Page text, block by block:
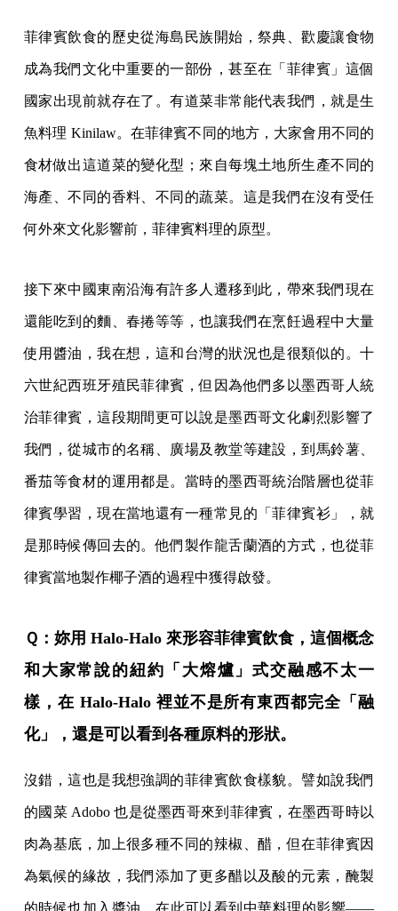
菲律賓飲食的歷史從海島民族開始，祭典、歡慶讓食物
成為我們文化中重要的一部份，甚至在「菲律賓」這個
國家出現前就存在了。有道菜非常能代表我們，就是生
魚料理 Kinilaw。在菲律賓不同的地方，大家會用不同的
食材做出這道菜的變化型；來自每塊土地所生產不同的
海產、不同的香料、不同的蔬菜。這是我們在沒有受任
何外來文化影響前，菲律賓料理的原型。
接下來中國東南沿海有許多人遷移到此，帶來我們現在
還能吃到的麵、春捲等等，也讓我們在烹飪過程中大量
使用醬油，我在想，這和台灣的狀況也是很類似的。十
六世紀西班牙殖民菲律賓，但因為他們多以墨西哥人統
治菲律賓，這段期間更可以說是墨西哥文化劇烈影響了
我們，從城市的名稱、廣場及教堂等建設，到馬鈴薯、
番茄等食材的運用都是。當時的墨西哥統治階層也從菲
律賓學習，現在當地還有一種常見的「菲律賓衫」，就
是那時候傳回去的。他們製作龍舌蘭酒的方式，也從菲
律賓當地製作椰子酒的過程中獲得啟發。
Ｑ：妳用 Halo-Halo 來形容菲律賓飲食，這個概念
和大家常說的紐約「大熔爐」式交融感不太一
樣，在 Halo-Halo 裡並不是所有東西都完全「融
化」，還是可以看到各種原料的形狀。
沒錯，這也是我想強調的菲律賓飲食樣貌。譬如說我們
的國菜 Adobo 也是從墨西哥來到菲律賓，在墨西哥時以
肉為基底，加上很多種不同的辣椒、醋，但在菲律賓因
為氣候的緣故，我們添加了更多醋以及酸的元素，醃製
的時候也加入醬油，在此可以看到中華料理的影響——